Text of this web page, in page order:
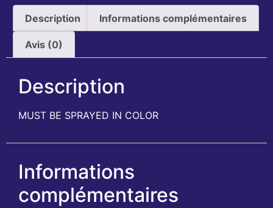
Description Informations complémentaires
Avis (0)
Description
MUST BE SPRAYED IN COLOR
Informations
complémentaires